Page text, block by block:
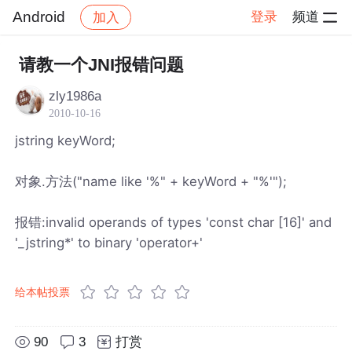
Android 加入 登录 频道
社区 Android 帖子详情
请教一个JNI报错问题
zly1986a
2010-10-16
jstring keyWord;
对象.方法("name like '%" + keyWord + "%'");
报错:invalid operands of types 'const char [16]' and
'_jstring*' to binary 'operator+'
给本帖投票
90 3 打赏